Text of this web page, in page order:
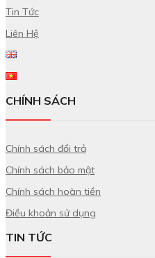
Tin Tức
Liên Hệ
CHÍNH SÁCH
Chính sách đổi trả
Chính sách bảo mật
Chính sách hoàn tiền
Điều khoản sử dụng
TIN TỨC